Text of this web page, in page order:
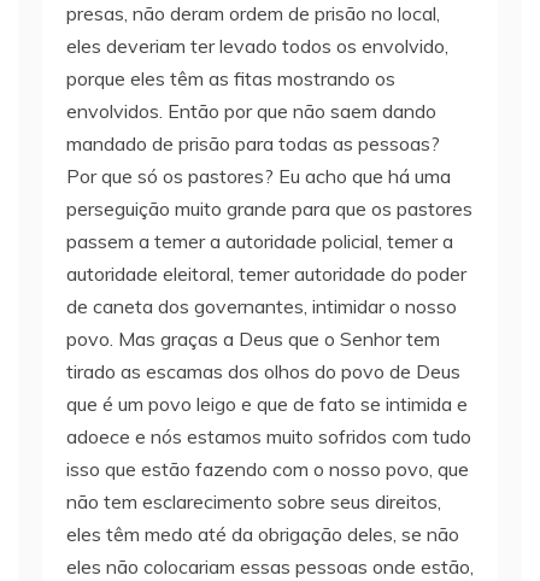
presas, não deram ordem de prisão no local,
eles deveriam ter levado todos os envolvido,
porque eles têm as fitas mostrando os
envolvidos. Então por que não saem dando
mandado de prisão para todas as pessoas?
Por que só os pastores? Eu acho que há uma
perseguição muito grande para que os pastores
passem a temer a autoridade policial, temer a
autoridade eleitoral, temer autoridade do poder
de caneta dos governantes, intimidar o nosso
povo. Mas graças a Deus que o Senhor tem
tirado as escamas dos olhos do povo de Deus
que é um povo leigo e que de fato se intimida e
adoece e nós estamos muito sofridos com tudo
isso que estão fazendo com o nosso povo, que
não tem esclarecimento sobre seus direitos,
eles têm medo até da obrigação deles, se não
eles não colocariam essas pessoas onde estão,